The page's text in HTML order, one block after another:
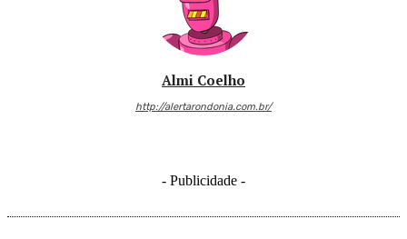
Almi Coelho
http://alertarondonia.com.br/
- Publicidade -